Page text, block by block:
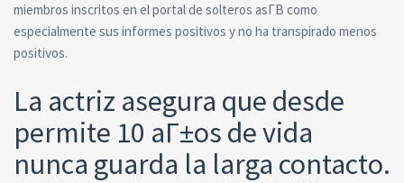
miembros inscritos en el portal de solteros asГ­В­ como
especialmente sus informes positivos y no ha transpirado menos
positivos.
La actriz asegura que desde
permite 10 aГ±os de vida
nunca guarda la larga contacto.